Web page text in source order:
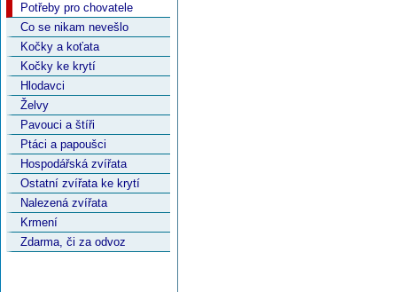
Potřeby pro chovatele
Co se nikam nevešlo
Kočky a koťata
Kočky ke krytí
Hlodavci
Želvy
Pavouci a štíři
Ptáci a papoušci
Hospodářská zvířata
Ostatní zvířata ke krytí
Nalezená zvířata
Krmení
Zdarma, či za odvoz